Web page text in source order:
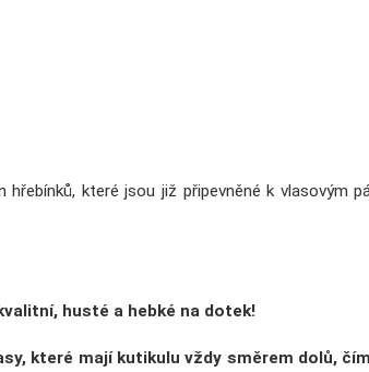
hřebínků, které jsou již připevněné k vlasovým
husté a hebké na dotek!
které mají kutikulu vždy směrem dolů,